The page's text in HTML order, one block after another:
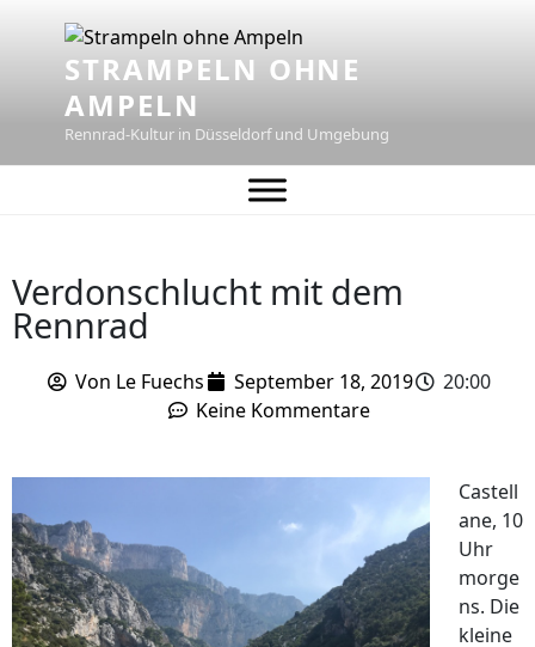
STRAMPELN OHNE
AMPELN
Rennrad-Kultur in Düsseldorf und Umgebung
Verdonschlucht mit dem
Rennrad
Von Le Fuechs September 18, 2019
20:00
Keine Kommentare
Castell
ane, 10
Uhr
morge
ns. Die
kleine